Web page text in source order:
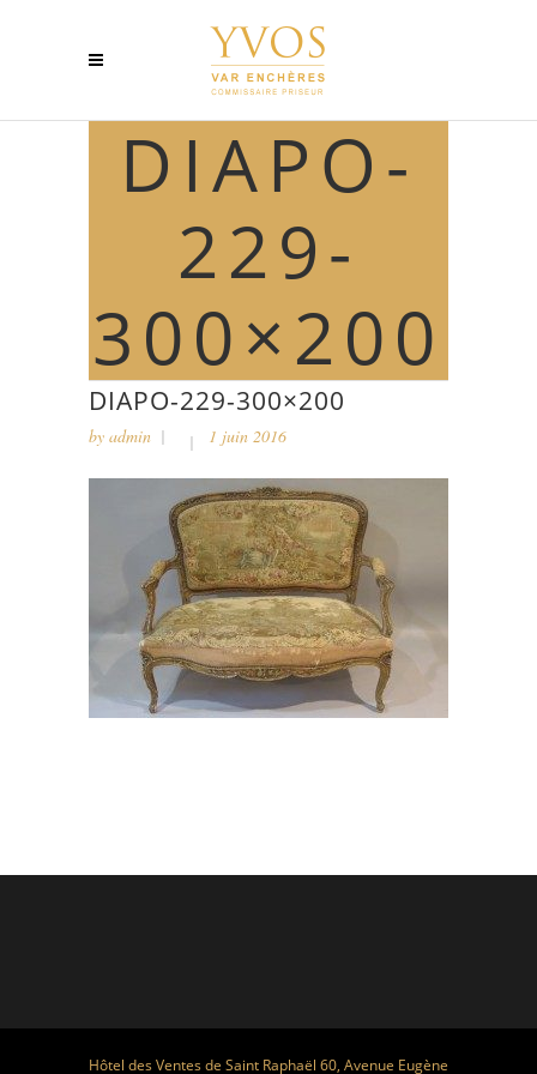
DIAPO-
229-
300×200
DIAPO-229-300×200
by admin 1 juin 2016
Hôtel des Ventes de Saint Raphaël 60, Avenue Eugène